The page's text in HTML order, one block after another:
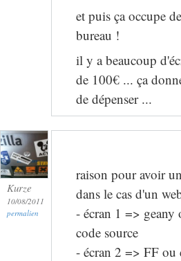
et puis ça occupe
bureau !
il y a beaucoup
de 100€ ... ça
de dépenser ...
Kurze
10/08/2011
permalien
raison pour avoir
dans le cas d'un
- écran 1 =>
code source
- écran 2 => FF